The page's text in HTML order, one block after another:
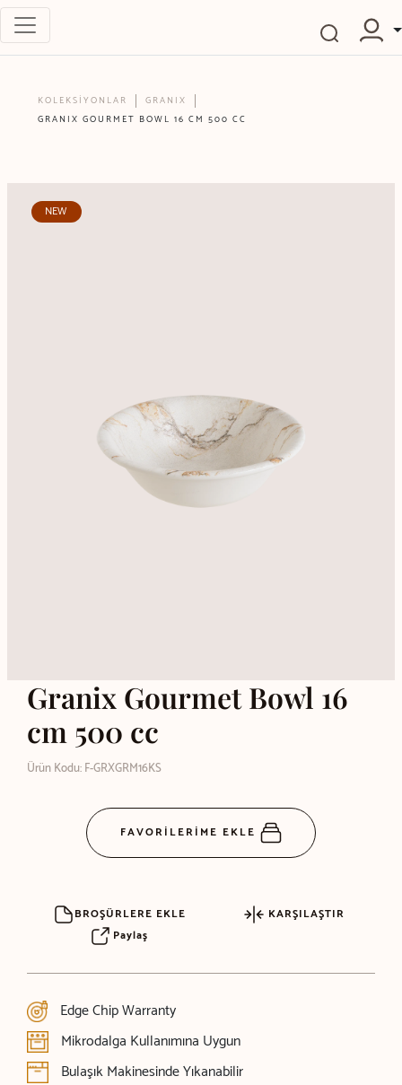
KOLEKSİYONLAR
GRANIX
GRANIX GOURMET BOWL 16 CM 500 CC
NEW
Granix Gourmet Bowl 16
cm 500 cc
Ürün Kodu: F-GRXGRM16KS
FAVORİLERİME EKLE
BROŞÜRLERE EKLE
KARŞILAŞTIR
Paylaş
Edge Chip Warranty
Mikrodalga Kullanımına Uygun
Bulaşık Makinesinde Yıkanabilir